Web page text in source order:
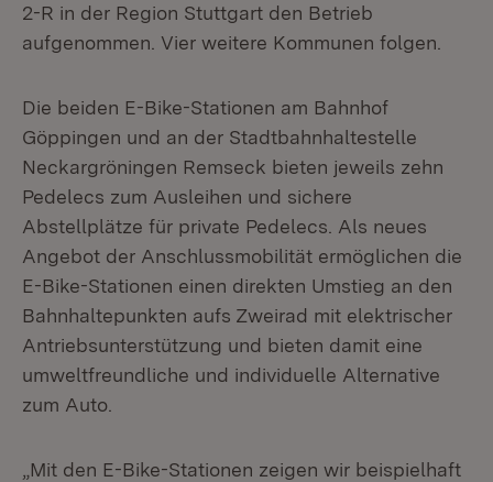
2-R in der Region Stuttgart den Betrieb
aufgenommen. Vier weitere Kommunen folgen.
Die beiden E-Bike-Stationen am Bahnhof
Göppingen und an der Stadtbahnhaltestelle
Neckargröningen Remseck bieten jeweils zehn
Pedelecs zum Ausleihen und sichere
Abstellplätze für private Pedelecs. Als neues
Angebot der Anschlussmobilität ermöglichen die
E-Bike-Stationen einen direkten Umstieg an den
Bahnhaltepunkten aufs Zweirad mit elektrischer
Antriebsunterstützung und bieten damit eine
umweltfreundliche und individuelle Alternative
zum Auto.
„Mit den E-Bike-Stationen zeigen wir beispielhaft